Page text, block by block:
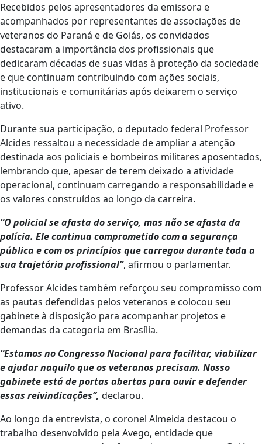
Recebidos pelos apresentadores da emissora e
acompanhados por representantes de associações de
veteranos do Paraná e de Goiás, os convidados
destacaram a importância dos profissionais que
dedicaram décadas de suas vidas à proteção da sociedade
e que continuam contribuindo com ações sociais,
institucionais e comunitárias após deixarem o serviço
ativo.
Durante sua participação, o deputado federal Professor
Alcides ressaltou a necessidade de ampliar a atenção
destinada aos policiais e bombeiros militares aposentados,
lembrando que, apesar de terem deixado a atividade
operacional, continuam carregando a responsabilidade e
os valores construídos ao longo da carreira.
“O policial se afasta do serviço, mas não se afasta da
polícia. Ele continua comprometido com a segurança
pública e com os princípios que carregou durante toda a
sua trajetória profissional”, afirmou o parlamentar.
Professor Alcides também reforçou seu compromisso com
as pautas defendidas pelos veteranos e colocou seu
gabinete à disposição para acompanhar projetos e
demandas da categoria em Brasília.
“Estamos no Congresso Nacional para facilitar, viabilizar
e ajudar naquilo que os veteranos precisam. Nosso
gabinete está de portas abertas para ouvir e defender
essas reivindicações”, declarou.
Ao longo da entrevista, o coronel Almeida destacou o
trabalho desenvolvido pela Avego, entidade que